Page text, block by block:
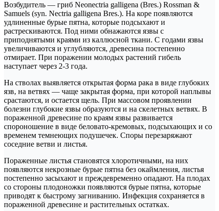
Возбудитель — гриб Neonectria galligena (Bres.) Rossman &
Samuels (syn. Nectria galligena Bres.). На коре появляются
удлиненные бурые пятна, которые подсыхают и
растрескиваются. Под ними обнажаются язвы с
приподнятыми краями из каллюсной ткани. С годами язвы
увеличиваются и углубляются, древесина постепенно
отмирает. При поражении молодых растений гибель
наступает через 2-3 года.
На стволах выявляется открытая форма рака в виде глубоких
язв, на ветвях — чаще закрытая форма, при которой наплывы
срастаются, и остается щель. При массовом проявлении
болезни глубокие язвы образуются и на скелетных ветвях. В
пораженной древесине по краям язвы развивается
спороношение в виде беловато-кремовых, подсыхающих и со
временем темнеющих подушечек. Споры перезаряжают
соседние ветви и листья.
Пораженные листья становятся хлоротичными, на них
появляются некрозные бурые пятна без окаймления, листья
постепенно засыхают и преждевременно опадают. На плодах
со стороны плодоножки появляются бурые пятна, которые
приводят к быстрому загниванию. Инфекция сохраняется в
пораженной древесине и растительных остатках.